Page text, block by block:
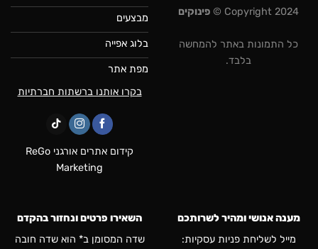
Copyright 2024 © פינוקים
כל התמונות באתר להמחשה
בלבד.
מבצעים
בלוג אפייה
מפת אתר
בקרו אותנו ברשתות חברתיות
קידום אתרים אורגני ReGo
Marketing
מענה אנושי ומהיר לשרותכם
מייל לשליחת פניות עסקיות:
השאירו פרטים ונחזור בהקדם
שדה המסומן ב* הוא שדה חובה